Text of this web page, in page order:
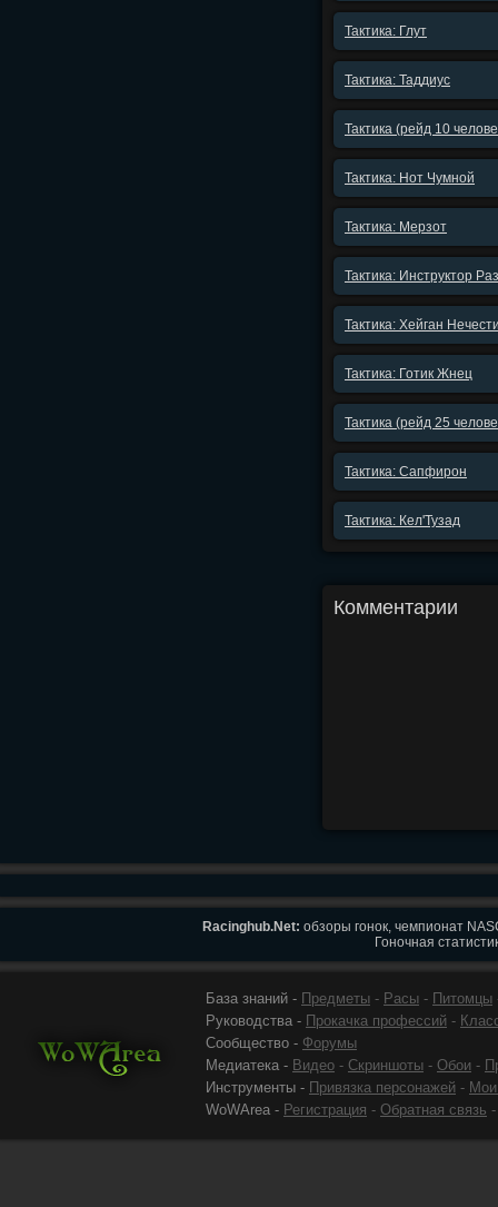
Тактика: Глут
Тактика: Таддиус
Тактика (рейд 10
Тактика: Нот Чумной
Тактика: Мерзот
Тактика: Инструктор
Тактика: Хейган
Тактика: Готик Жнец
Тактика (рейд 25
Тактика: Сапфирон
Тактика: Кел'Тузад
Комментарии
Racinghub.Net: обзоры гонок, чемпионат
Гоночная
База знаний - Предметы - Расы - Питомцы
Руководства - Прокачка профессий -
Сообщество - Форумы
Медиатека - Видео - Скриншоты - Обои -
Инструменты - Привязка персонажей -
WoWArea - Регистрация - Обратная связь